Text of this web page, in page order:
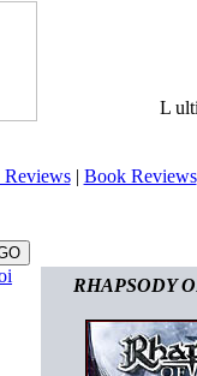
L
| Book Reviews
RHAPSODY